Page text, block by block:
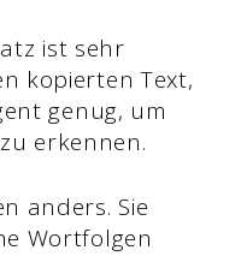
ist sehr
kopierten Text,
genug, um
erkennen.
anders. Sie
Wortfolgen